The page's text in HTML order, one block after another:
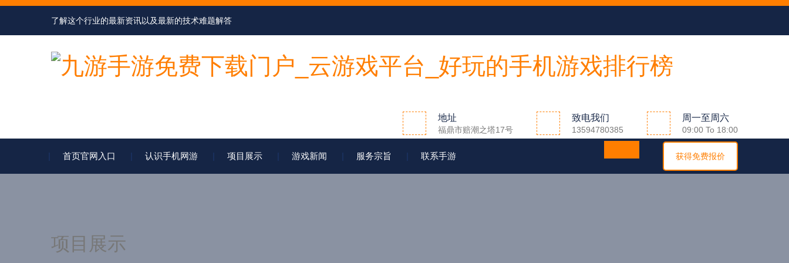
了解这个行业的最新资讯以及最新的技术难题解答
地址
福鼎市赔潮之塔17号
致电我们
13594780385
周一至周六
09:00 To 18:00
首页官网入口 认识手机网游 项目展示 游戏新闻 服务宗旨 联系手游 获得免费报价
项目展示